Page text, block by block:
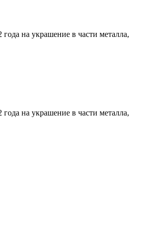
на украшение в части металла,
на украшение в части металла,